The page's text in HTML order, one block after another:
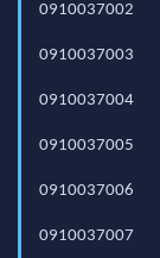
0910037002
0910037003
0910037004
0910037005
0910037006
0910037007